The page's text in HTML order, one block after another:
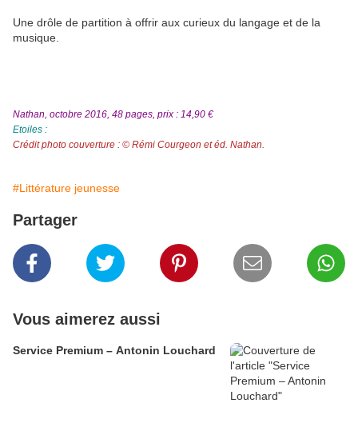
Une drôle de partition à offrir aux curieux du langage et de la
musique.
Nathan, octobre 2016, 48 pages, prix : 14,90 €
Etoiles :
Crédit photo couverture : © Rémi Courgeon et éd. Nathan.
#Littérature jeunesse
Partager
Vous aimerez aussi
Service Premium – Antonin Louchard